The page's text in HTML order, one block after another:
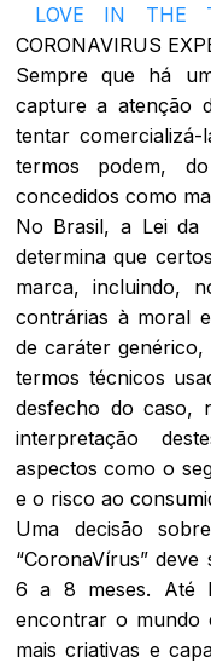
LOVE IN THE
CORONAVIRUS
Sempre que há
capture a atenção
tentar
termos podem,
concedidos como
No Brasil, a Lei da
determina que
marca, incluindo,
contrárias à moral
de caráter
termos técnicos
desfecho do caso,
interpretação
aspectos como o
e o risco ao
Uma decisão
“CoronaVírus”
6 a 8 meses. Até
encontrar o mundo
mais criativas e